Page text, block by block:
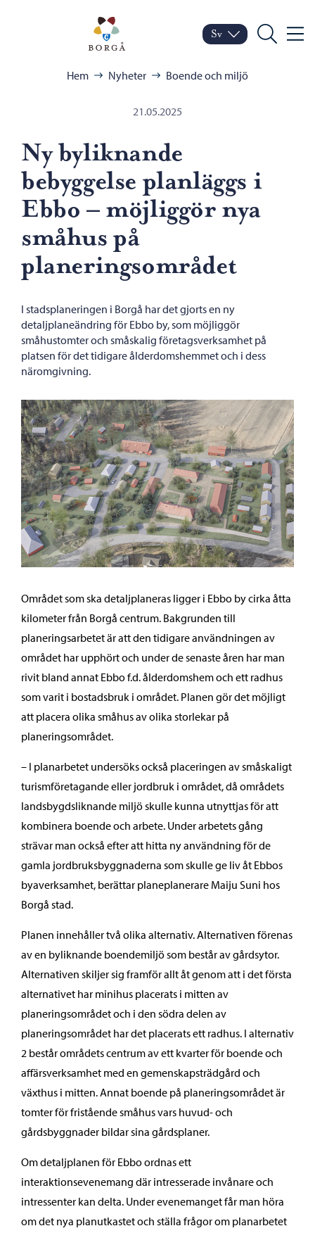
Porvoo – Gå till
Byt språk
Nuvarande språk:
Sv
Sök Meny
Hem Nyheter Boende och miljö
21.05.2025
Ny byliknande
bebyggelse planläggs i
Ebbo – möjliggör nya
småhus på
planeringsområdet
I stadsplaneringen i Borgå har det gjorts en ny
detaljplaneändring för Ebbo by, som möjliggör
småhustomter och småskalig företagsverksamhet på
platsen för det tidigare ålderdomshemmet och i dess
näromgivning.
Området som ska detaljplaneras ligger i Ebbo by cirka åtta
kilometer från Borgå centrum. Bakgrunden till
planeringsarbetet är att den tidigare användningen av
området har upphört och under de senaste åren har man
rivit bland annat Ebbo f.d. ålderdomshem och ett radhus
som varit i bostadsbruk i området. Planen gör det möjligt
att placera olika småhus av olika storlekar på
planeringsområdet.
– I planarbetet undersöks också placeringen av småskaligt
turismföretagande eller jordbruk i området, då områdets
landsbygdsliknande miljö skulle kunna utnyttjas för att
kombinera boende och arbete. Under arbetets gång
strävar man också efter att hitta ny användning för de
gamla jordbruksbyggnaderna som skulle ge liv åt Ebbos
byaverksamhet, berättar planeplanerare Maiju Suni hos
Borgå stad.
Planen innehåller två olika alternativ. Alternativen förenas
av en byliknande boendemiljö som består av gårdsytor.
Alternativen skiljer sig framför allt åt genom att i det första
alternativet har minihus placerats i mitten av
planeringsområdet och i den södra delen av
planeringsområdet har det placerats ett radhus. I alternativ
2 består områdets centrum av ett kvarter för boende och
affärsverksamhet med en gemenskapsträdgård och
växthus i mitten. Annat boende på planeringsområdet är
tomter för fristående småhus vars huvud- och
gårdsbyggnader bildar sina gårdsplaner.
Om detaljplanen för Ebbo ordnas ett
interaktionsevenemang där intresserade invånare och
intressenter kan delta. Under evenemanget får man höra
om det nya planutkastet och ställa frågor om planarbetet